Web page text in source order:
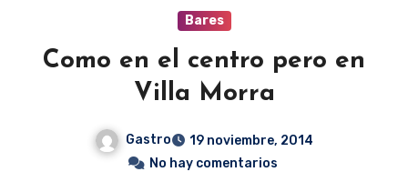
Bares
Como en el centro pero en
Villa Morra
Gastro
19 noviembre, 2014
No hay comentarios